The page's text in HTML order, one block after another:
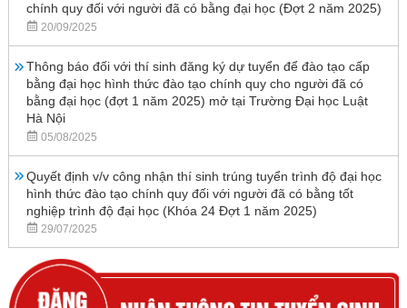
chính quy đối với người đã có bằng đại học (Đợt 2 năm 2025)
20/09/2025
Thông báo đối với thí sinh đăng ký dự tuyển để đào tạo cấp
bằng đại học hình thức đào tạo chính quy cho người đã có
bằng đại học (đợt 1 năm 2025) mở tại Trường Đại học Luật
Hà Nội
05/08/2025
Quyết định v/v công nhận thí sinh trúng tuyển trình độ đại học
hình thức đào tạo chính quy đối với người đã có bằng tốt
nghiệp trình độ đại học (Khóa 24 Đợt 1 năm 2025)
29/07/2025